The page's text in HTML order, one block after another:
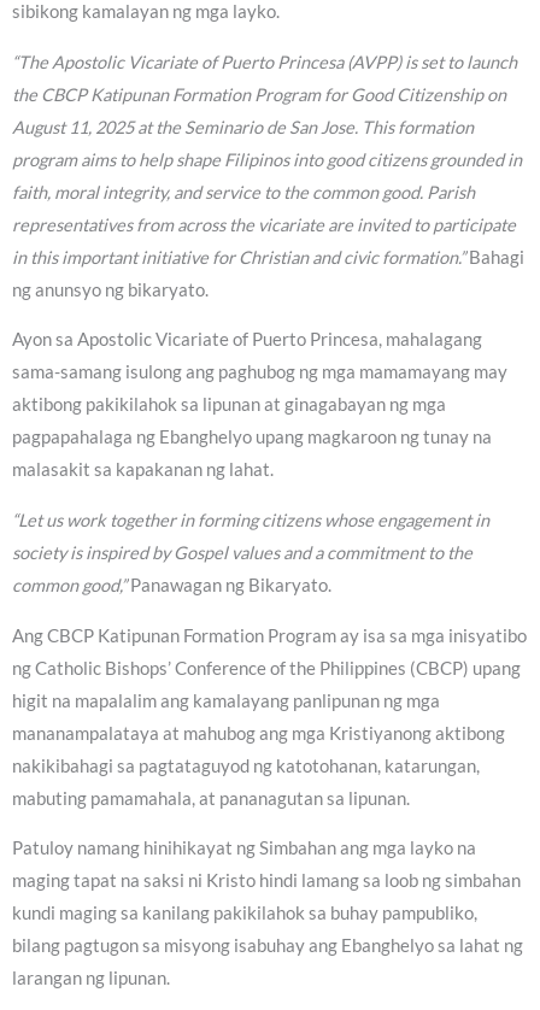
sibikong kamalayan ng mga layko.
“The Apostolic Vicariate of Puerto Princesa (AVPP) is set to launch
the CBCP Katipunan Formation Program for Good Citizenship on
August 11, 2025 at the Seminario de San Jose. This formation
program aims to help shape Filipinos into good citizens grounded in
faith, moral integrity, and service to the common good. Parish
representatives from across the vicariate are invited to participate
in this important initiative for Christian and civic formation.”Bahagi
ng anunsyo ng bikaryato.
Ayon sa Apostolic Vicariate of Puerto Princesa, mahalagang
sama-samang isulong ang paghubog ng mga mamamayang may
aktibong pakikilahok sa lipunan at ginagabayan ng mga
pagpapahalaga ng Ebanghelyo upang magkaroon ng tunay na
malasakit sa kapakanan ng lahat.
“Let us work together in forming citizens whose engagement in
society is inspired by Gospel values and a commitment to the
common good,”Panawagan ng Bikaryato.
Ang CBCP Katipunan Formation Program ay isa sa mga inisyatibo
ng Catholic Bishops’ Conference of the Philippines (CBCP) upang
higit na mapalalim ang kamalayang panlipunan ng mga
mananampalataya at mahubog ang mga Kristiyanong aktibong
nakikibahagi sa pagtataguyod ng katotohanan, katarungan,
mabuting pamamahala, at pananagutan sa lipunan.
Patuloy namang hinihikayat ng Simbahan ang mga layko na
maging tapat na saksi ni Kristo hindi lamang sa loob ng simbahan
kundi maging sa kanilang pakikilahok sa buhay pampubliko,
bilang pagtugon sa misyong isabuhay ang Ebanghelyo sa lahat ng
larangan ng lipunan.